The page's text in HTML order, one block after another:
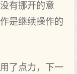
有挪开的意
是继续操作的
了点力，下一